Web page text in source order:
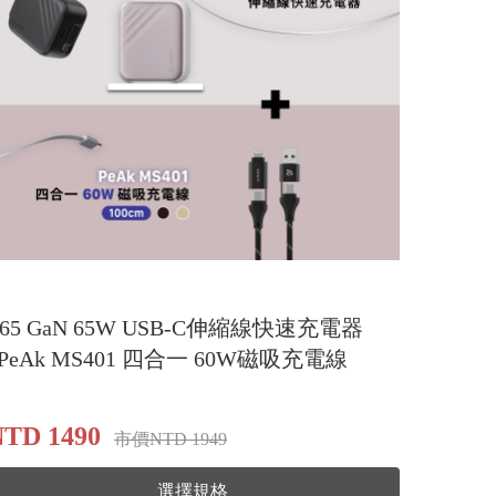
GaN 65W USB-C伸縮線快速充電器
MS401 四合一 60W磁吸充電線
1490 市價NTD 1949
選擇規格